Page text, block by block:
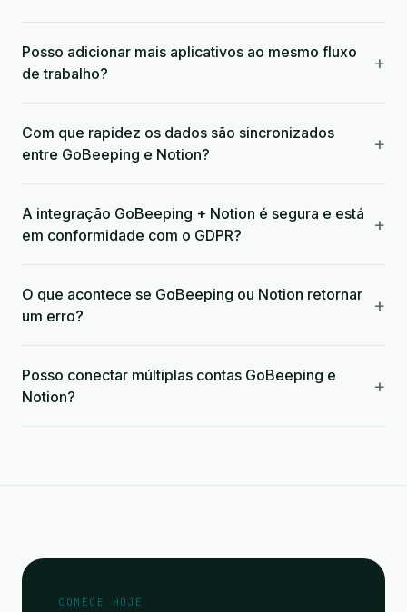
Posso adicionar mais aplicativos ao mesmo fluxo
de trabalho?
+
Com que rapidez os dados são sincronizados
entre GoBeeping e Notion?
+
A integração GoBeeping + Notion é segura e está
em conformidade com o GDPR?
+
O que acontece se GoBeeping ou Notion retornar
um erro?
+
Posso conectar múltiplas contas GoBeeping e
Notion?
+
COMECE HOJE